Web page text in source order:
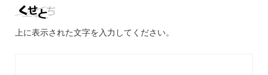
上に表示された文字を入力してください。